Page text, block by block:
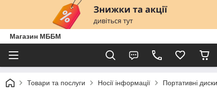
Магазин МББМ
Товари та послуги Носії інформації Портативні